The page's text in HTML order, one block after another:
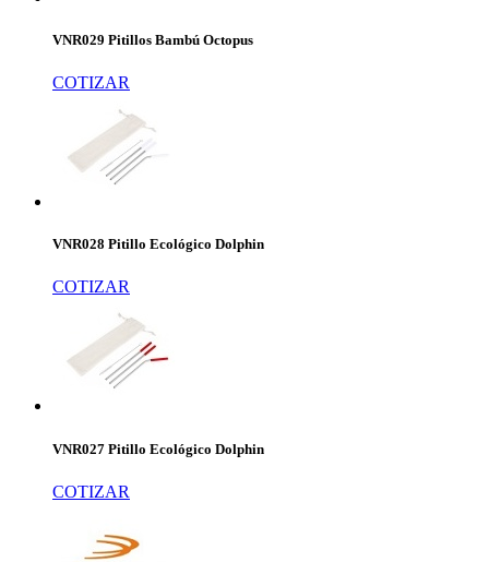
VNR029 Pitillos Bambú Octopus
COTIZAR
VNR028 Pitillo Ecológico Dolphin
COTIZAR
VNR027 Pitillo Ecológico Dolphin
COTIZAR